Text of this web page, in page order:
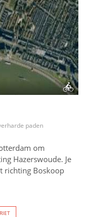
paden
om
Hazerswoude. Je
richting Boskoop